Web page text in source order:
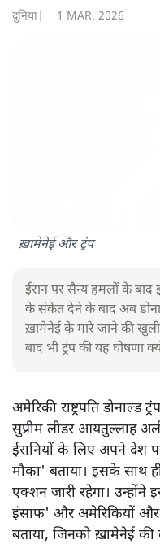
दुनिया 1 MAR, 2026
ख़ामेनेई और ट्रंप
ईरान पर सैन्य हमलों के बाद
के संकेत देने के बाद अब
ख़ामेनेई के मारे जाने की
बाद भी ट्रंप की यह घोषणा
अमेरिकी राष्ट्रपति डोनाल्ड
सुप्रीम लीडर आयतुल्लाह
ईरानियों के लिए अपने देश
मौका' बताया। इसके साथ ही
एक्शन जारी रहेगा। उन्होंने